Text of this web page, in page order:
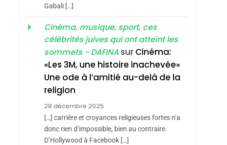
Accords D’Isaac:
L’alliance Pourrait
S’étendre À 13 Pays
D’Amérique Latine
ISRAÉL JUDAISME
5
Meurtrière Selon Le
Rapport D’ADL
Contre
FRANCE ISRAÉL
Gabali […]
Cinéma, musique, sport, ces
célébrités juives qui ont atteint les
sommets - DAFINA sur Cinéma:
«Les 3M, une histoire inachevée»
Une ode à l’amitié au-delà de la
religion
28 décembre 2025
[…] carrière et croyances religieuses fortes n’a
donc rien d’impossible, bien au contraire.
D’Hollywood à Facebook […]